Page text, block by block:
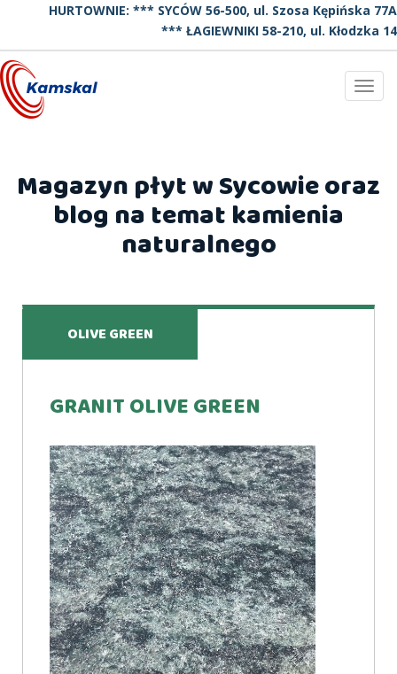
HURTOWNIE: *** SYCÓW 56-500, ul. Szosa Kępińska 77A
*** ŁAGIEWNIKI 58-210, ul. Kłodzka 14
Magazyn płyt w Sycowie oraz
blog na temat kamienia
naturalnego
OLIVE GREEN
GRANIT OLIVE GREEN